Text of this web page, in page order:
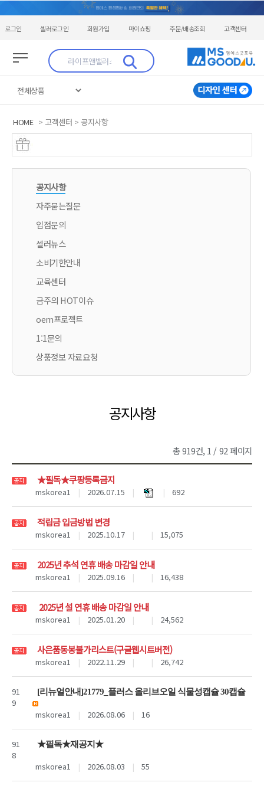
로그인 셀러로그인 회원가입 마이쇼핑 주문/배송조회 고객센터
HOME > 고객센터 > 공지사항
공지사항
자주묻는질문
입점문의
셀러뉴스
소비기한안내
교육센터
금주의 HOT이슈
oem프로젝트
1:1문의
상품정보 자료요청
공지사항
총 919건, 1 / 92 페이지
★필독★쿠팡등록금지
mskorea1 | 2026.07.15 | | 692
적립금 입금방법 변경
mskorea1 | 2025.10.17 | | 15,075
2025년 추석 연휴 배송 마감일 안내
mskorea1 | 2025.09.16 | | 16,438
2025년 설 연휴 배송 마감일 안내
mskorea1 | 2025.01.20 | | 24,562
사은품동봉불가리스트(구글웹시트버전)
mskorea1 | 2022.11.29 | | 26,742
91
9
[리뉴얼안내]21779_플러스 올리브오일 식물성캡슐 30캡슐
mskorea1 | 2026.08.06 | 16
91
8
★필독★재공지★
mskorea1 | 2026.08.03 | 55